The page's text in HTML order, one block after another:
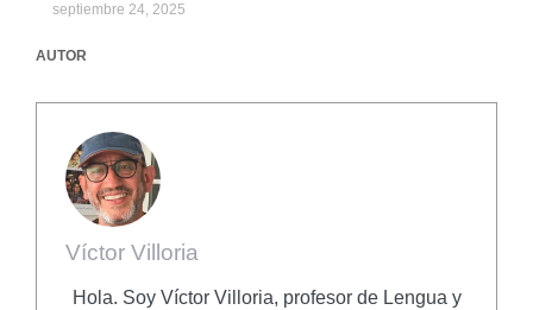
septiembre 24, 2025
AUTOR
Víctor Villoria
Hola. Soy Víctor Villoria, profesor de Lengua y